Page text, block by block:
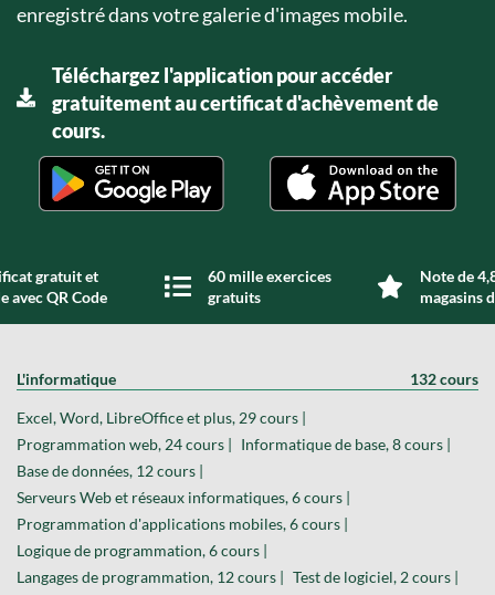
enregistré dans votre galerie d'images mobile.
Téléchargez l'application pour accéder
gratuitement au certificat d'achèvement de
cours.
gratuit et
avec QR Code
60 mille exercices
gratuits
Note de
magasins
L'informatique 132 cours
Excel, Word, LibreOffice et plus, 29 cours |
Programmation web, 24 cours | Informatique de base, 8 cours |
Base de données, 12 cours |
Serveurs Web et réseaux informatiques, 6 cours |
Programmation d'applications mobiles, 6 cours |
Logique de programmation, 6 cours |
Langages de programmation, 12 cours | Test de logiciel, 2 cours |